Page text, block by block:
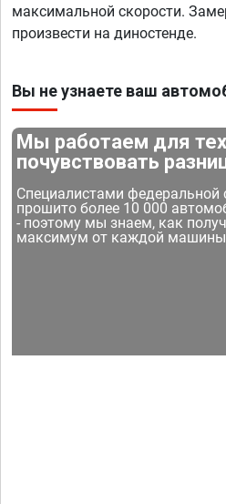
максимальной скорости.
произвести на диностенде.
Вы не узнаете ваш
Мы работаем для
почувствовать
Специалистами федеральной
прошито более 10 000
- поэтому мы знаем, как
максимум от каждой